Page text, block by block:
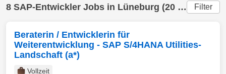
8 SAP-Entwickler Jobs in Lüneburg (20 km) gefunden Filter
Beraterin / Entwicklerin für
Weiterentwicklung - SAP S/4HANA Utilities-
Landschaft (a*)
Vollzeit